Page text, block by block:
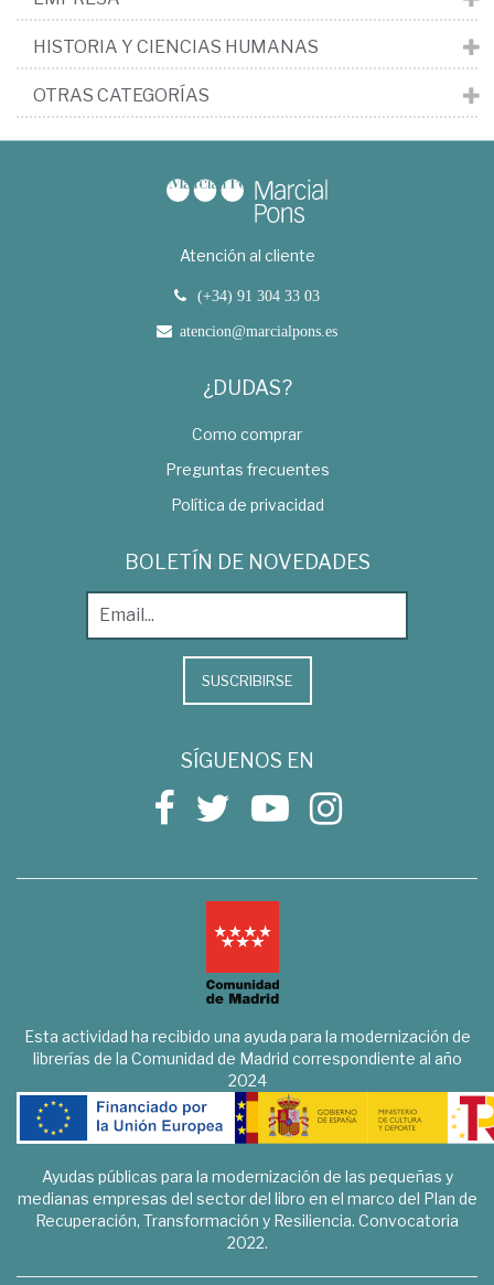
HISTORIA Y CIENCIAS HUMANAS
OTRAS CATEGORÍAS
Atención al cliente
(+34) 91 304 33 03
atencion@marcialpons.es
¿DUDAS?
Como comprar
Preguntas frecuentes
Política de privacidad
BOLETÍN DE NOVEDADES
SUSCRIBIRSE
SÍGUENOS EN
Esta actividad ha recibido una ayuda para la modernización de
librerías de la Comunidad de Madrid correspondiente al año
2024
Ayudas públicas para la modernización de las pequeñas y
medianas empresas del sector del libro en el marco del Plan de
Recuperación, Transformación y Resiliencia. Convocatoria
2022.